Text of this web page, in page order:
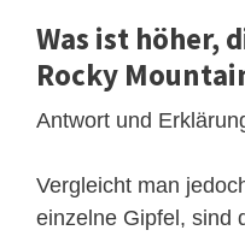
Was ist höher,
Rocky
Antwort und
Vergleicht man
einzelne Gipfel, sind